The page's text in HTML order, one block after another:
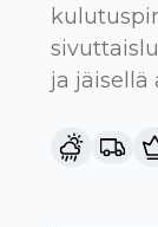
ja jäisellä